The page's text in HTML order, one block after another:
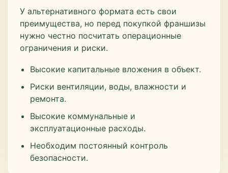
У альтернативного формата есть свои
преимущества, но перед покупкой франшизы
нужно честно посчитать операционные
ограничения и риски.
Высокие капитальные вложения в объект.
Риски вентиляции, воды, влажности и
ремонта.
Высокие коммунальные и
эксплуатационные расходы.
Необходим постоянный контроль
безопасности.